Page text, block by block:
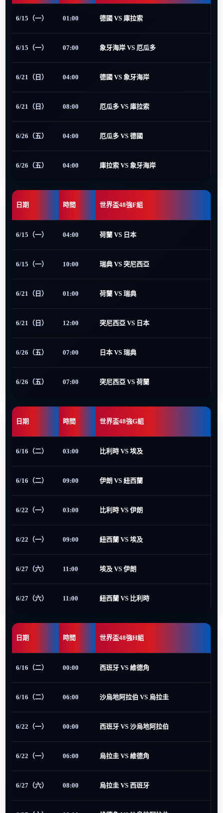
6/15（一） 01:00 德國 VS 庫拉索
6/15（一） 07:00 象牙海岸 VS 厄瓜多
6/21（日） 04:00 德國 VS 象牙海岸
6/21（日） 08:00 厄瓜多 VS 庫拉索
6/26（五） 04:00 厄瓜多 VS 德國
6/26（五） 04:00 庫拉索 VS 象牙海岸
日期 時間 世界盃48強F組
6/15（一） 04:00 荷蘭 VS 日本
6/15（一） 10:00 瑞典 VS 突尼西亞
6/21（日） 01:00 荷蘭 VS 瑞典
6/21（日） 12:00 突尼西亞 VS 日本
6/26（五） 07:00 日本 VS 瑞典
6/26（五） 07:00 突尼西亞 VS 荷蘭
日期 時間 世界盃48強G組
6/16（二） 03:00 比利時 VS 埃及
6/16（二） 09:00 伊朗 VS 紐西蘭
6/22（一） 03:00 比利時 VS 伊朗
6/22（一） 09:00 紐西蘭 VS 埃及
6/27（六） 11:00 埃及 VS 伊朗
6/27（六） 11:00 紐西蘭 VS 比利時
日期 時間 世界盃48強H組
6/16（二） 00:00 西班牙 VS 維德角
6/16（二） 06:00 沙烏地阿拉伯 VS 烏拉圭
6/22（一） 00:00 西班牙 VS 沙烏地阿拉伯
6/22（一） 06:00 烏拉圭 VS 維德角
6/27（六） 08:00 烏拉圭 VS 西班牙